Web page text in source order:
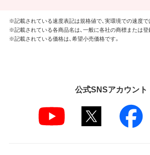
※記載されている速度表記は規格値で、実環境での速度で
※記載されている各商品名は、一般に各社の商標または登
※記載されている価格は、希望小売価格です。
公式SNSアカウント